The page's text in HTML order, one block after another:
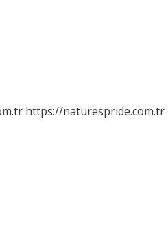
https://naturespride.com.tr